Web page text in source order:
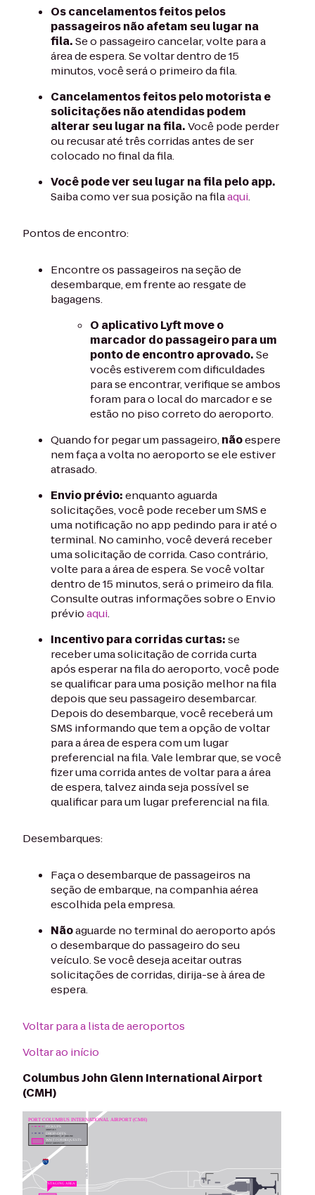
Os cancelamentos feitos pelos
passageiros não afetam seu lugar na
fila.Se o passageiro cancelar, volte para a
área de espera. Se voltar dentro de 15
minutos, você será o primeiro da fila.
Cancelamentos feitos pelo motorista e
solicitações não atendidas podem
alterar seu lugar na fila.Você pode perder
ou recusar até três corridas antes de ser
colocado no final da fila.
Você pode ver seu lugar na fila pelo app.
Saiba como ver sua posição na filaaqui.
Pontos de encontro:
Encontre os passageiros na seção de
desembarque, em frente ao resgate de
bagagens.
O aplicativo Lyft move o
marcador do passageiro para um
ponto de encontro aprovado.Se
vocês estiverem com dificuldades
para se encontrar, verifique se ambos
foram para o local do marcador e se
estão no piso correto do aeroporto.
Quando for pegar um passageiro,nãoespere
nem faça a volta no aeroporto se ele estiver
atrasado.
Envio prévio:enquanto aguarda
solicitações, você pode receber um SMS e
uma notificação no app pedindo para ir até o
terminal. No caminho, você deverá receber
uma solicitação de corrida. Caso contrário,
volte para a área de espera. Se você voltar
dentro de 15 minutos, será o primeiro da fila.
Consulte outras informações sobre o Envio
prévioaqui.
Incentivo para corridas curtas:se
receber uma solicitação de corrida curta
após esperar na fila do aeroporto, você pode
se qualificar para uma posição melhor na fila
depois que seu passageiro desembarcar.
Depois do desembarque, você receberá um
SMS informando que tem a opção de voltar
para a área de espera com um lugar
preferencial na fila. Vale lembrar que, se você
fizer uma corrida antes de voltar para a área
de espera, talvez ainda seja possível se
qualificar para um lugar preferencial na fila.
Desembarques:
Faça o desembarque de passageiros na
seção de embarque, na companhia aérea
escolhida pela empresa.
Nãoaguarde no terminal do aeroporto após
o desembarque do passageiro do seu
veículo. Se você deseja aceitar outras
solicitações de corridas, dirija-se à área de
espera.
Voltar para a lista de aeroportos
Voltar ao início
Columbus John Glenn International Airport
(CMH)